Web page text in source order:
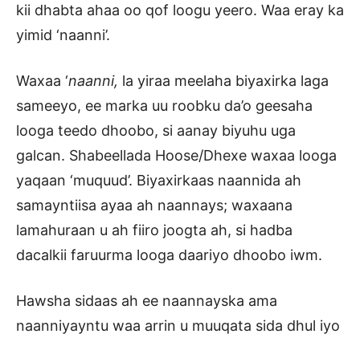
kii dhabta ahaa oo qof loogu yeero. Waa eray ka
yimid ‘naanni’.
Waxaa ‘naanni, la yiraa meelaha biyaxirka laga
sameeyo, ee marka uu roobku da’o geesaha
looga teedo dhoobo, si aanay biyuhu uga
galcan. Shabeellada Hoose/Dhexe waxaa looga
yaqaan ‘muquud’. Biyaxirkaas naannida ah
samayntiisa ayaa ah naannays; waxaana
lamahuraan u ah fiiro joogta ah, si hadba
dacalkii faruurma looga daariyo dhoobo iwm.
Hawsha sidaas ah ee naannayska ama
naanniyayntu waa arrin u muuqata sida dhul iyo